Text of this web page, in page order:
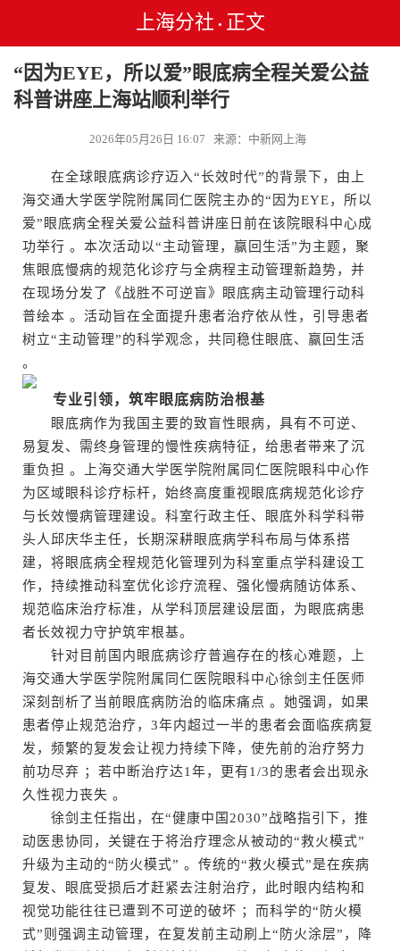
上海分社 • 正文
“因为EYE，所以爱”眼底病全程关爱公益
科普讲座上海站顺利举行
2026年05月26日 16:07 来源：中新网上海
在全球眼底病诊疗迈入“长效时代”的背景下，由上
海交通大学医学院附属同仁医院主办的“因为EYE，所以
爱”眼底病全程关爱公益科普讲座日前在该院眼科中心成
功举行 。本次活动以“主动管理，赢回生活”为主题，聚
焦眼底慢病的规范化诊疗与全病程主动管理新趋势，并
在现场分发了《战胜不可逆盲》眼底病主动管理行动科
普绘本 。活动旨在全面提升患者治疗依从性，引导患者
树立“主动管理”的科学观念，共同稳住眼底、赢回生活
。
专业引领，筑牢眼底病防治根基
眼底病作为我国主要的致盲性眼病，具有不可逆、
易复发、需终身管理的慢性疾病特征，给患者带来了沉
重负担 。上海交通大学医学院附属同仁医院眼科中心作
为区域眼科诊疗标杆，始终高度重视眼底病规范化诊疗
与长效慢病管理建设。科室行政主任、眼底外科学科带
头人邱庆华主任，长期深耕眼底病学科布局与体系搭
建，将眼底病全程规范化管理列为科室重点学科建设工
作，持续推动科室优化诊疗流程、强化慢病随访体系、
规范临床治疗标准，从学科顶层建设层面，为眼底病患
者长效视力守护筑牢根基。
针对目前国内眼底病诊疗普遍存在的核心难题，上
海交通大学医学院附属同仁医院眼科中心徐剑主任医师
深刻剖析了当前眼底病防治的临床痛点 。她强调，如果
患者停止规范治疗，3年内超过一半的患者会面临疾病复
发，频繁的复发会让视力持续下降，使先前的治疗努力
前功尽弃 ；若中断治疗达1年，更有1/3的患者会出现永
久性视力丧失 。
徐剑主任指出，在“健康中国2030”战略指引下，推
动医患协同，关键在于将治疗理念从被动的“救火模式”
升级为主动的“防火模式” 。传统的“救火模式”是在疾病
复发、眼底受损后才赶紧去注射治疗，此时眼内结构和
视觉功能往往已遭到不可逆的破坏 ；而科学的“防火模
式”则强调主动管理，在复发前主动刷上“防火涂层”，降